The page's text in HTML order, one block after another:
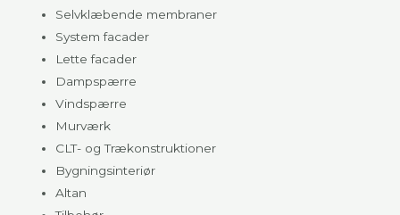
Selvklæbende membraner
System facader
Lette facader
Dampspærre
Vindspærre
Murværk
CLT- og Trækonstruktioner
Bygningsinteriør
Altan